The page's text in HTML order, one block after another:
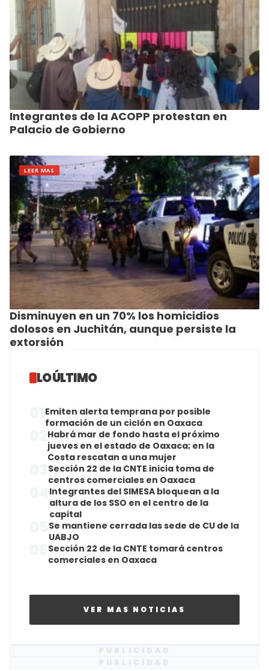
Integrantes de la ACOPP protestan en
Palacio de Gobierno
LEER MAS
Disminuyen en un 70% los homicidios
dolosos en Juchitán, aunque persiste la
extorsión
LO ÚLTIMO
Emiten alerta temprana por posible
formación de un ciclón en Oaxaca
Habrá mar de fondo hasta el próximo
jueves en el estado de Oaxaca; en la
Costa rescatan a una mujer
Sección 22 de la CNTE inicia toma de
centros comerciales en Oaxaca
Integrantes del SIMESA bloquean a la
altura de los SSO en el centro de la
capital
Se mantiene cerrada las sede de CU de la
UABJO
Sección 22 de la CNTE tomará centros
comerciales en Oaxaca
VER MAS NOTICIAS